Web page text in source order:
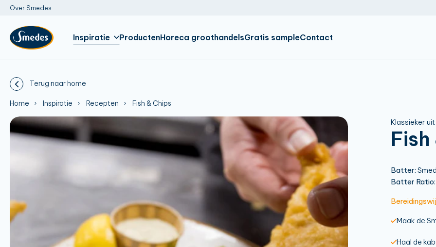
Over Smedes
Inspiratie ProductenHoreca groothandelsGratis sampleContact
EN
Terug naar home
Home Inspiratie Recepten Fish & Chips
Klassieker
Batter:
Batter Ratio:
Maak de
Haal de